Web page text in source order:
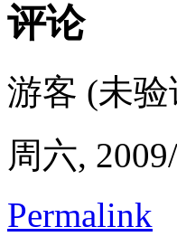
评论
游客 (未验
周六,
Permalink